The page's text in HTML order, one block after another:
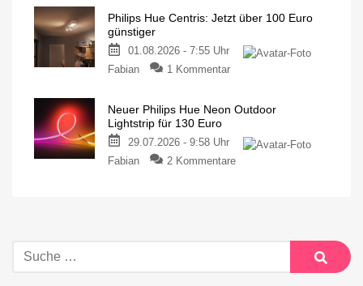
Philips Hue Centris: Jetzt über 100 Euro
günstiger
01.08.2026 - 7:55 Uhr
Fabian
1 Kommentar
Neuer Philips Hue Neon Outdoor
Lightstrip für 130 Euro
29.07.2026 - 9:58 Uhr
Fabian
2 Kommentare